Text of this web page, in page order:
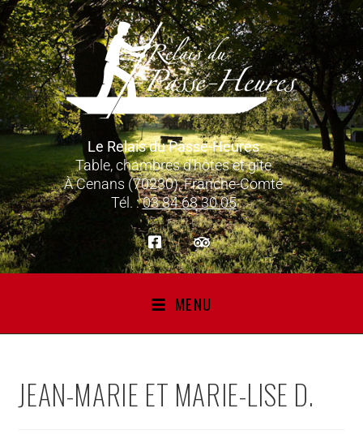
Le Relais du Passe-Heures
Table, chambres d’hôtes et gîte
À Cenans (70230), Franche-Comté
Tél. :03 84 68 30 05
MENU
JEAN-MARIE ET MARIE-LISE D.